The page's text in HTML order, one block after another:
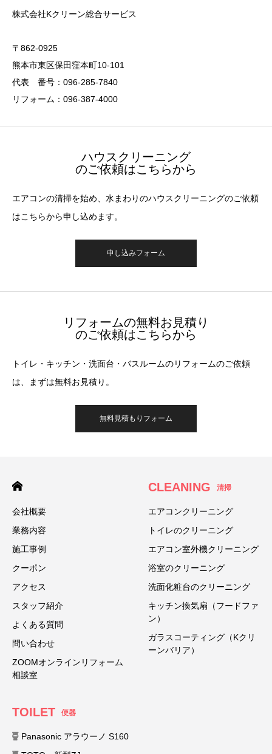
株式会社Kクリーン総合サービス
〒862-0925
熊本市東区保田窪本町10-101
代表 番号：096-285-7840
リフォーム：096-387-4000
ハウスクリーニング
のご依頼はこちらから
エアコンの清掃を始め、水まわりのハウスクリーニングのご依頼
はこちらから申し込めます。
申し込みフォーム
リフォームの無料お見積り
のご依頼はこちらから
トイレ・キッチン・洗面台・バスルームのリフォームのご依頼
は、まずは無料お見積り。
無料見積もりフォーム
会社概要
業務内容
施工事例
クーポン
アクセス
スタッフ紹介
よくある質問
問い合わせ
ZOOMオンラインリフォーム
相談室
CLEANING 清掃
エアコンクリーニング
トイレのクリーニング
エアコン室外機クリーニング
浴室のクリーニング
洗面化粧台のクリーニング
キッチン換気扇（フードファ
ン）
ガラスコーティング（Kクリ
ーンバリア）
TOILET 便器
Panasonic アラウーノ S160